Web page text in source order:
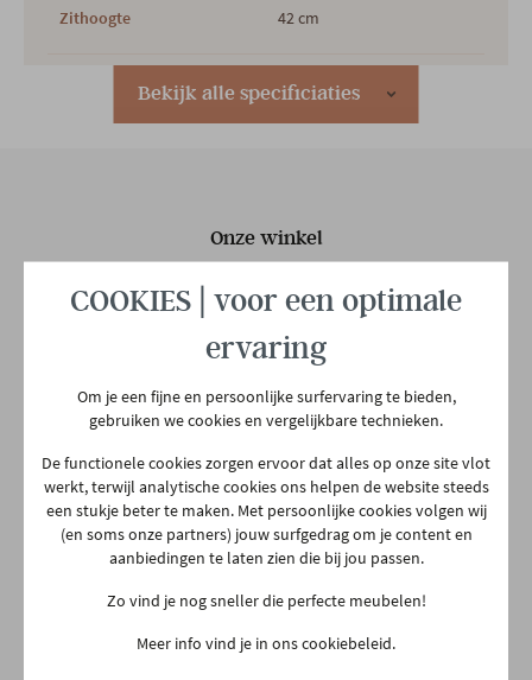
Bekijk alle specificiaties
Zithoogte 42 cm
Hoofdkleur Multicolor
Stof
Materiaal zit Stof
Woonstijl Design Hedendaags
Gewicht 30 kg
Onze winkel
Aarschotsesteenweg 151
2500 Lier
03 480 42 26
info@gerowonen.be
Ma
10:00 - 18:30
Di
10:00 - 18:30
Woe
10:00 - 18:30
Do
Gesloten
COOKIES | voor een optimale
ervaring
Om je een fijne en persoonlijke surfervaring te bieden,
gebruiken we cookies en vergelijkbare technieken.
De functionele cookies zorgen ervoor dat alles op onze site vlot
werkt, terwijl analytische cookies ons helpen de website steeds
een stukje beter te maken. Met persoonlijke cookies volgen wij
(en soms onze partners) jouw surfgedrag om je content en
aanbiedingen te laten zien die bij jou passen.
Zo vind je nog sneller die perfecte meubelen!
Meer info vind je in ons cookiebeleid.